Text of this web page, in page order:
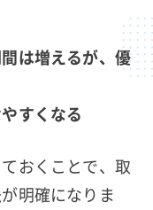
は増えるが、優
すくなる
おくことで、取
明確になりま